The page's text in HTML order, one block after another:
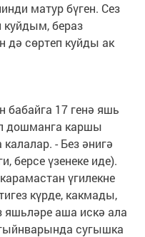
матур бүген. Сез
куйдым, бераз
дә сөртеп куйды ак
17 генә яшь
дошманга каршы
- Без әнигә
берсе үзенеке иде).
үгилекне
күрде, какмады,
яшьләре аша искә ала
сугышка